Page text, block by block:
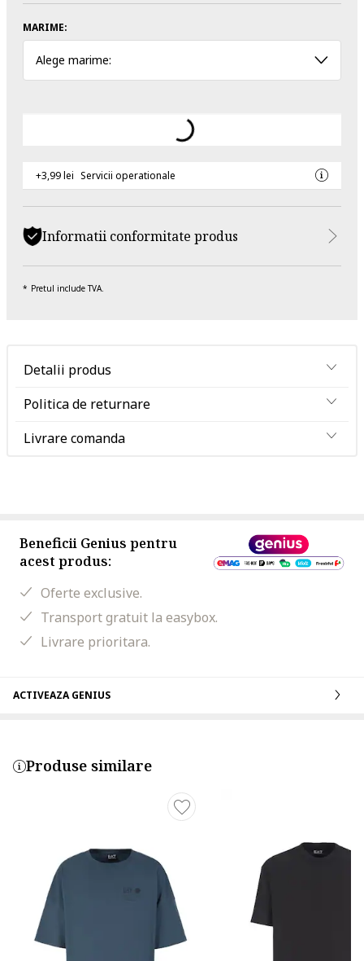
MARIME:
Alege marime:
+3,99 lei Servicii operationale
Informatii conformitate produs
Pretul include TVA.
Detalii produs
Politica de returnare
Livrare comanda
Beneficii Genius pentru
acest produs:
Oferte exclusive.
Transport gratuit la easybox.
Livrare prioritara.
ACTIVEAZA GENIUS
Produse similare